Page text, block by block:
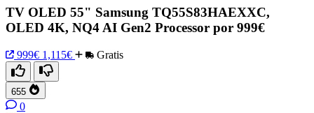
TV OLED 55" Samsung TQ55S83HAEXXC,
OLED 4K, NQ4 AI Gen2 Processor por 999€
999€ 1,115€ Gratis
655
0